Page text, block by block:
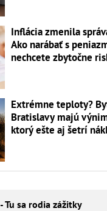
Inflácia zmenila
Ako narábať s
nechcete zbytočne
Extrémne teploty?
Bratislavy majú
ktorý ešte aj šetrí
Tu sa rodia zážitky